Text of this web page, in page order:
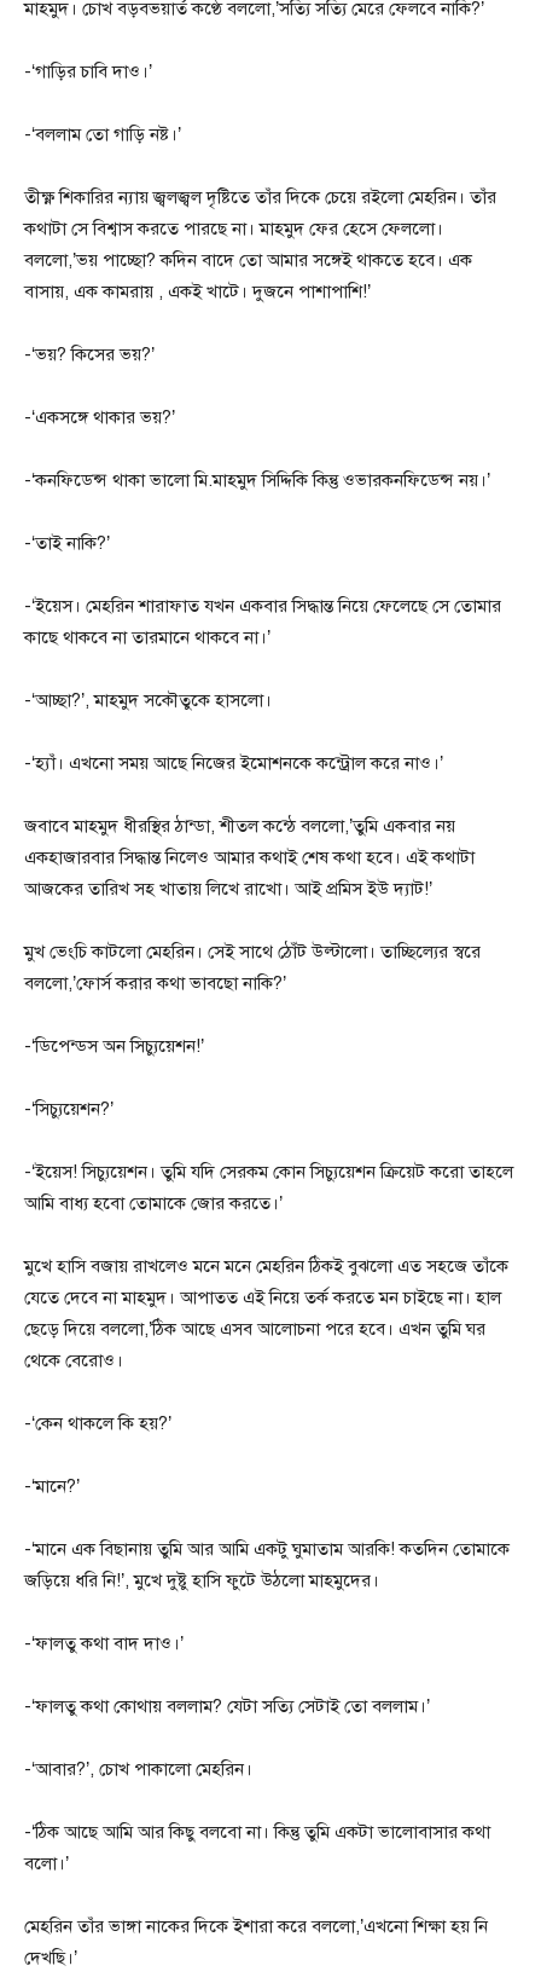
মাহমুদ। চোখ বড়বভয়ার্ত কণ্ঠে বললো,’সত্যি সত্যি মেরে ফেলবে নাকি?’
-‘গাড়ির চাবি দাও।’
-‘বললাম তো গাড়ি নষ্ট।’
তীক্ষ্ণ শিকারির ন্যায় জ্বলজ্বল দৃষ্টিতে তাঁর দিকে চেয়ে রইলো মেহরিন। তাঁর
কথাটা সে বিশ্বাস করতে পারছে না। মাহমুদ ফের হেসে ফেললো।
বললো,’ভয় পাচ্ছো? কদিন বাদে তো আমার সঙ্গেই থাকতে হবে। এক
বাসায়, এক কামরায় , একই খাটে। দুজনে পাশাপাশি!’
-‘ভয়? কিসের ভয়?’
-‘একসঙ্গে থাকার ভয়?’
-‘কনফিডেন্স থাকা ভালো মি.মাহমুদ সিদ্দিকি কিন্তু ওভারকনফিডেন্স নয়।’
-‘তাই নাকি?’
-‘ইয়েস। মেহরিন শারাফাত যখন একবার সিদ্ধান্ত নিয়ে ফেলেছে সে তোমার
কাছে থাকবে না তারমানে থাকবে না।’
-‘আচ্ছা?’, মাহমুদ সকৌতুকে হাসলো।
-‘হ্যাঁ। এখনো সময় আছে নিজের ইমোশনকে কন্ট্রোল করে নাও।’
জবাবে মাহমুদ ধীরস্থির ঠান্ডা, শীতল কন্ঠে বললো,’তুমি একবার নয়
একহাজারবার সিদ্ধান্ত নিলেও আমার কথাই শেষ কথা হবে। এই কথাটা
আজকের তারিখ সহ খাতায় লিখে রাখো। আই প্রমিস ইউ দ্যাট!’
মুখ ভেংচি কাটলো মেহরিন। সেই সাথে ঠোঁট উল্টালো। তাচ্ছিল্যের স্বরে
বললো,’ফোর্স করার কথা ভাবছো নাকি?’
-‘ডিপেন্ডস অন সিচ্যুয়েশন!’
-‘সিচ্যুয়েশন?’
-‘ইয়েস! সিচ্যুয়েশন। তুমি যদি সেরকম কোন সিচ্যুয়েশন ক্রিয়েট করো তাহলে
আমি বাধ্য হবো তোমাকে জোর করতে।’
মুখে হাসি বজায় রাখলেও মনে মনে মেহরিন ঠিকই বুঝলো এত সহজে তাঁকে
যেতে দেবে না মাহমুদ। আপাতত এই নিয়ে তর্ক করতে মন চাইছে না। হাল
ছেড়ে দিয়ে বললো,’ঠিক আছে এসব আলোচনা পরে হবে। এখন তুমি ঘর
থেকে বেরোও।
-‘কেন থাকলে কি হয়?’
-‘মানে?’
-‘মানে এক বিছানায় তুমি আর আমি একটু ঘুমাতাম আরকি! কতদিন তোমাকে
জড়িয়ে ধরি নি!’, মুখে দুষ্টু হাসি ফুটে উঠলো মাহমুদের।
-‘ফালতু কথা বাদ দাও।’
-‘ফালতু কথা কোথায় বললাম? যেটা সত্যি সেটাই তো বললাম।’
-‘আবার?’, চোখ পাকালো মেহরিন।
-‘ঠিক আছে আমি আর কিছু বলবো না। কিন্তু তুমি একটা ভালোবাসার কথা
বলো।’
মেহরিন তাঁর ভাঙ্গা নাকের দিকে ইশারা করে বললো,’এখনো শিক্ষা হয় নি
দেখছি।’